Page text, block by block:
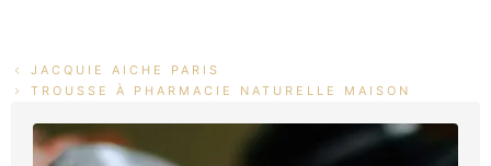
JACQUIE AICHE PARIS
TROUSSE À PHARMACIE NATURELLE MAISON